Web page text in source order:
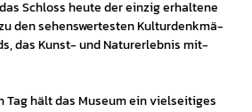
Schloss heu­te der ein­zig er­hal­te­ne
den se­hens­wer­tes­ten Kul­tur­denk­mä­
das Kunst- und Na­tur­er­leb­nis mit­
Tag hält das Mu­se­um ein viel­sei­ti­ges